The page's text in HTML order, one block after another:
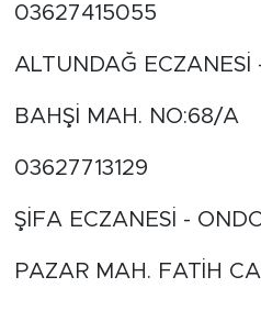
03627415055
ALTUNDAĞ ECZANESİ
BAHŞİ MAH. NO:68/A
03627713129
ŞİFA ECZANESİ -
PAZAR MAH. FATİH